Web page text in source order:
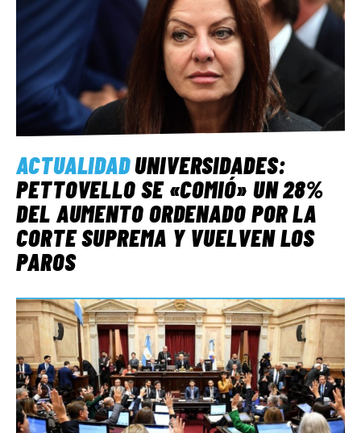
ACTUALIDADUNIVERSIDADES:
PETTOVELLO SE «COMIÓ» UN 28%
DEL AUMENTO ORDENADO POR LA
CORTE SUPREMA Y VUELVEN LOS
PAROS